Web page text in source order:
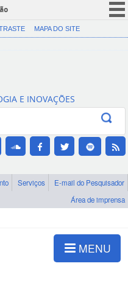
CORONAVÍRUS (COVID-19)
Canais
MAPA DO SITE
E INOVAÇÕES
Serviços
E-mail do Pesquisador
Área de imprensa
MENU